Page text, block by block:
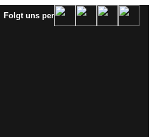
| Folgt uns per